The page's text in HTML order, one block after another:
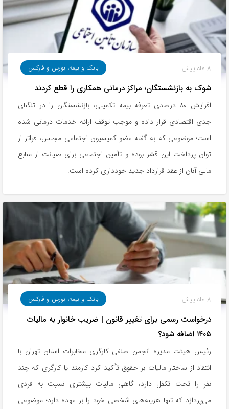
بانک و بیمه، بورس و فارکس 8 ماه پیش
شوک به بازنشستگان؛ مراکز درمانی همکاری را قطع کردند
افزایش ۸۰ درصدی تعرفه بیمه تکمیلی، بازنشستگان را در تنگنای
جدی اقتصادی قرار داده و موجب توقف ارائه خدمات درمانی شده
است؛ موضوعی که به گفته عضو کمیسیون اجتماعی مجلس، فراتر از
توان پرداخت این قشر بوده و تأمین اجتماعی برای صیانت از منابع
مالی آنان از عقد قرارداد جدید خودداری کرده است.
بانک و بیمه، بورس و فارکس 8 ماه پیش
درخواست رسمی برای تغییر قانون | ضریب خانوار به مالیات
۱۴۰۵ اضافه شود؟
رئیس هیئت مدیره انجمن صنفی کارگری مخابرات استان تهران با
انتقاد از ساختار مالیات بر حقوق تأکید کرد کارمند یا کارگری که چند
نفر را تحت تکفل دارد، گاهی مالیات بیشتری نسبت به فردی
می‌پردازد که تنها هزینه‌های شخصی خود را بر عهده دارد؛ موضوعی